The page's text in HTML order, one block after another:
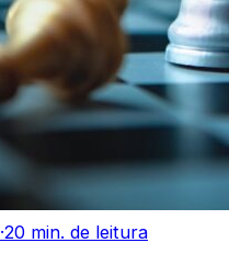
·20 min. de leitura